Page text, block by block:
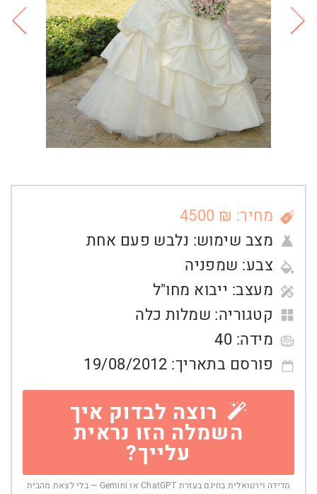
מחיר: ₪ 4500
מצב שימוש: נלבש פעם אחת
צבע: שמפניה
מעצב: ייבוא מחו"ל
קטגוריה: שמלות כלה
מידה: 40
פורסם בתאריך: 19/08/2012
רוצה לבדוק איך
השמלה הזו נראית
עלייך?
מדידה וירטואלית בחינם בעזרת ChatGPT או Gemini — בלי לצאת מהבית